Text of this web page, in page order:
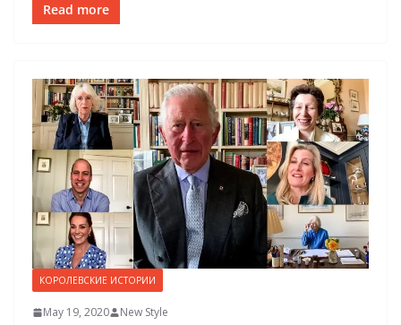
Read more
КОРОЛЕВСКИЕ ИСТОРИИ
May 19, 2020 New Style